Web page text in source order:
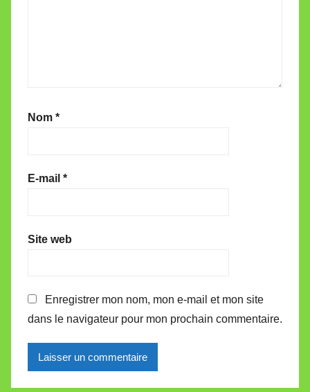
Nom *
E-mail *
Site web
Enregistrer mon nom, mon e-mail et mon site
dans le navigateur pour mon prochain commentaire.